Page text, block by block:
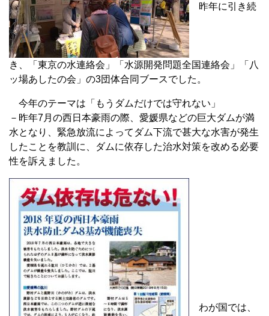
昨年に引き続
き、「東京の水連絡会」「水源開発問題全国連絡会」「八
ッ場あしたの会」の3団体合同ブースでした。
今年のテーマは「もうダムだけでは守れない」
－昨年7月の西日本豪雨の際、愛媛県などの巨大ダムが満
水となり、緊急放流によってダム下流で甚大な水害が発生
したことを教訓に、ダムに依存した治水対策を改める必要
性を訴えました。
わが国では、